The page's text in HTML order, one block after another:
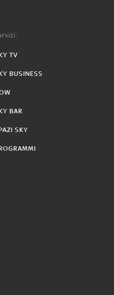
TV
BUSINESS
BAR
SKY